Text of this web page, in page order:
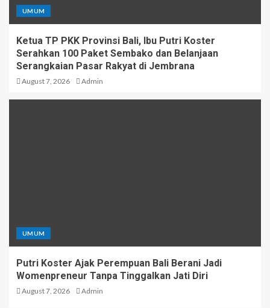
UMUM
Ketua TP PKK Provinsi Bali, Ibu Putri Koster
Serahkan 100 Paket Sembako dan Belanjaan
Serangkaian Pasar Rakyat di Jembrana
August 7, 2026 Admin
UMUM
Putri Koster Ajak Perempuan Bali Berani Jadi
Womenpreneur Tanpa Tinggalkan Jati Diri
August 7, 2026 Admin